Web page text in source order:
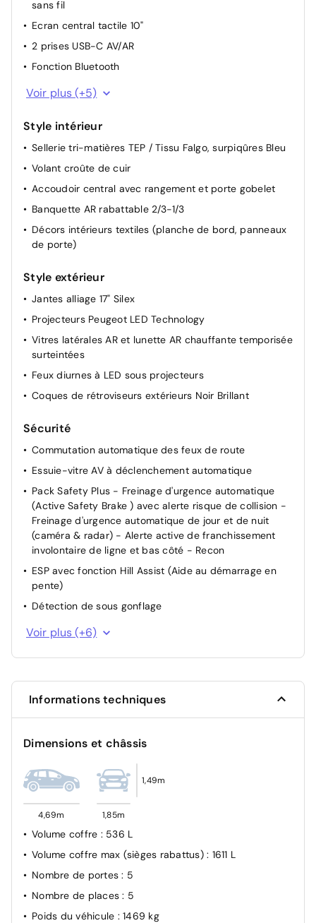
Frein de stationnement électrique
Réglage lombaire du siège conducteur
Volant avec réglage manuel en hauteur et en
Direction assistée électrique
sans fil
Ecran central tactile 10"
2 prises USB-C AV/AR
Fonction Bluetooth
Fonction DAB (Radio Numérique Terrestre)
Android Auto
Ordinateur de bord
Système audio 6 HP
Voir plus (+5)
Style intérieur
Sellerie tri-matières TEP / Tissu Falgo, surpiqûres Bleu
Volant croûte de cuir
Accoudoir central avec rangement et porte gobelet
Banquette AR rabattable 2/3-1/3
Décors intérieurs textiles (planche de bord, panneaux
de porte)
Style extérieur
Jantes alliage 17" Silex
Projecteurs Peugeot LED Technology
Vitres latérales AR et lunette AR chauffante temporisée
surteintées
Feux diurnes à LED sous projecteurs
Coques de rétroviseurs extérieurs Noir Brillant
Sécurité
Commutation automatique des feux de route
Essuie-vitre AV à déclenchement automatique
Pack Safety Plus - Freinage d'urgence automatique
(Active Safety Brake ) avec alerte risque de collision -
Freinage d'urgence automatique de jour et de nuit
(caméra & radar) - Alerte active de franchissement
involontaire de ligne et bas côté - Recon
ESP avec fonction Hill Assist (Aide au démarrage en
pente)
Détection de sous gonflage
Contrôle de traction
(passager neutralisable par clé), airbags latéraux
conducteur et passager AV.airbags rideaux de tête
Kit anti-crevaison
Voir plus (+6)
Informations techniques
Dimensions et châssis
4,69m 1,85m
1,49m
Volume coffre : 536 L
Volume coffre max (sièges rabattus) : 1611 L
Nombre de portes: 5
Nombre de places: 5
Poids du véhicule : 1469 kg